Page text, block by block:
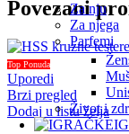
Za nju
Za njega
Parfemi
Život i
Povezani
Top Ponuda
Uporedi
Brzi pregled
Dodaj u listu želja